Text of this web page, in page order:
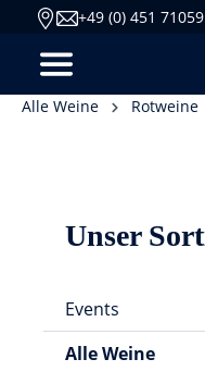
+49 (0) 451 71059
Alle Weine Rotweine
Unser
Events
Alle Weine